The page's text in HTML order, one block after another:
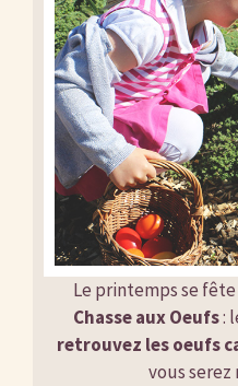
Le printemps se fête
Chasse aux Oeufs:
retrouvez les oeufs
vous serez